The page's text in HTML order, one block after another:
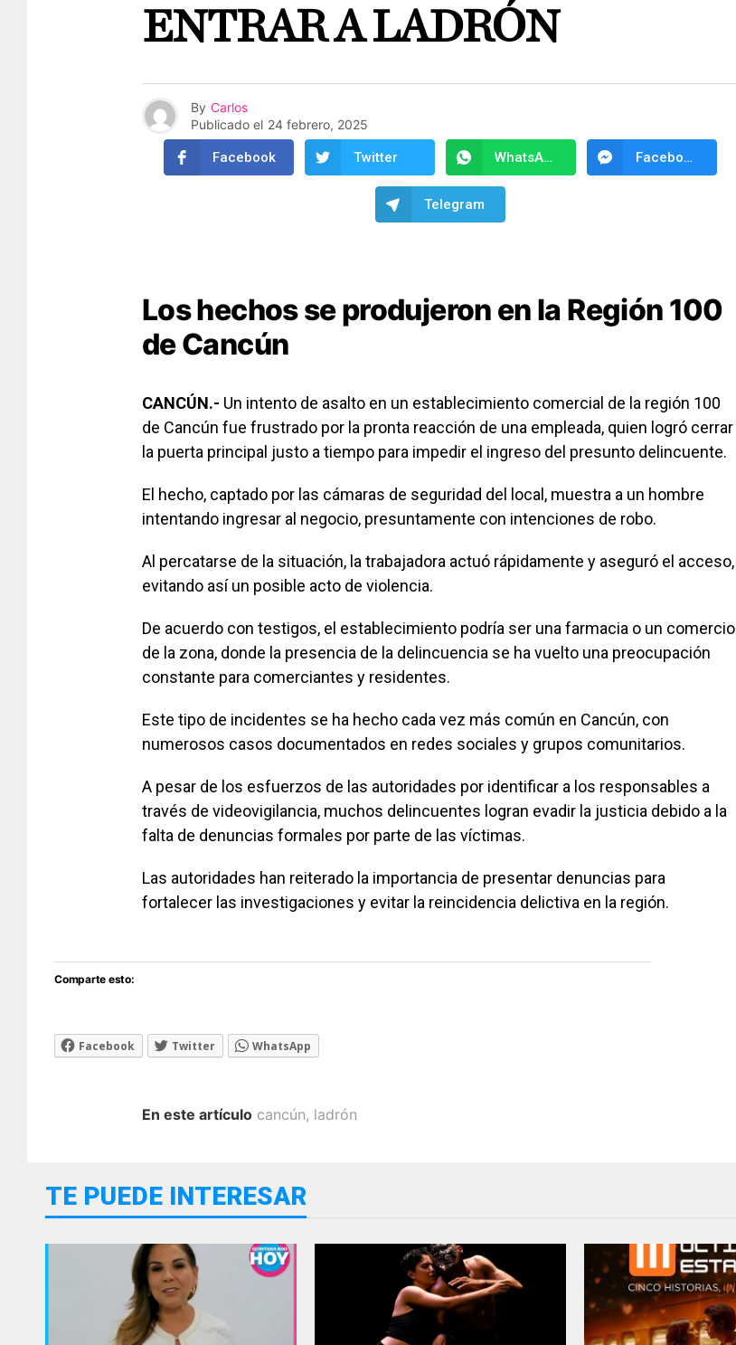
ENTRAR A LADRÓN
By Carlos
Publicado el 24 febrero, 2025
Facebook Twitter WhatsApp Facebook Messenger
Telegram
Los hechos se produjeron en la Región 100
de Cancún
CANCÚN.- Un intento de asalto en un establecimiento comercial de la región 100
de Cancún fue frustrado por la pronta reacción de una empleada, quien logró cerrar
la puerta principal justo a tiempo para impedir el ingreso del presunto delincuente.
El hecho, captado por las cámaras de seguridad del local, muestra a un hombre
intentando ingresar al negocio, presuntamente con intenciones de robo.
Al percatarse de la situación, la trabajadora actuó rápidamente y aseguró el acceso,
evitando así un posible acto de violencia.
De acuerdo con testigos, el establecimiento podría ser una farmacia o un comercio
de la zona, donde la presencia de la delincuencia se ha vuelto una preocupación
constante para comerciantes y residentes.
Este tipo de incidentes se ha hecho cada vez más común en Cancún, con
numerosos casos documentados en redes sociales y grupos comunitarios.
A pesar de los esfuerzos de las autoridades por identificar a los responsables a
través de videovigilancia, muchos delincuentes logran evadir la justicia debido a la
falta de denuncias formales por parte de las víctimas.
Las autoridades han reiterado la importancia de presentar denuncias para
fortalecer las investigaciones y evitar la reincidencia delictiva en la región.
Comparte esto:
Facebook Twitter WhatsApp
En este artículo cancún, ladrón
TE PUEDE INTERESAR